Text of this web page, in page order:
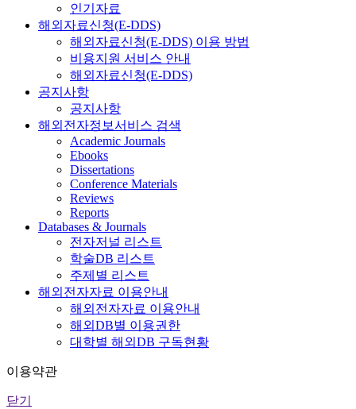
인기자료
해외자료신청(E-DDS)
해외자료신청(E-DDS) 이용 방법
비용지원 서비스 안내
해외자료신청(E-DDS)
공지사항
공지사항
해외전자정보서비스 검색
Academic Journals
Ebooks
Dissertations
Conference Materials
Reviews
Reports
Databases & Journals
전자저널 리스트
학술DB 리스트
주제별 리스트
해외전자자료 이용안내
해외전자자료 이용안내
해외DB별 이용권한
대학별 해외DB 구독현황
이용약관
닫기